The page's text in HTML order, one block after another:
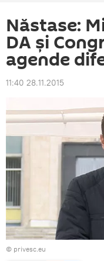
Năstase:
DA și
agende
11:40 28.11.2015
© privesc.eu